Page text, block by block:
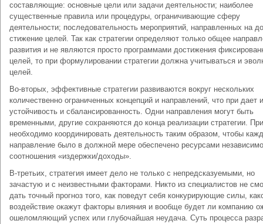
составляющие: основные цели или задачи деятельности; наи­более
существенные правила или процедуры, ограничивающие сферу
деятельности; последовательность мероприятий, направленных на
стижение целей. Так как стратегии определяют только общее
развития и не являются просто программами достижения
целей, то при формулировании стратегии должна учиты­ваться и
целей.
Во-вторых, эффективные стратегии развиваются вокруг нескольких
количественно ограниченных концепций и направлений, что при дает
устойчивость и сбалансированность. Одни направления могут быть
временными, другие сохраняются до конца реализации страте­гии.
необходимо координировать деятельность таким обра­зом, чтобы
направление было в должной мере обеспечено ре­сурсами
соотношения «издержки/доходы».
В-третьих, стратегия имеет дело не только с непредсказуемыми, но
зачастую и с неизвестными факторами. Никто из специалистов не
дать точный прогноз того, как поведут себя конкурирующие силы,
воздействие окажут факторы влияния и вообще будет ли компанию
ошеломляющий успех или глубочайшая неудача. Суть процесса